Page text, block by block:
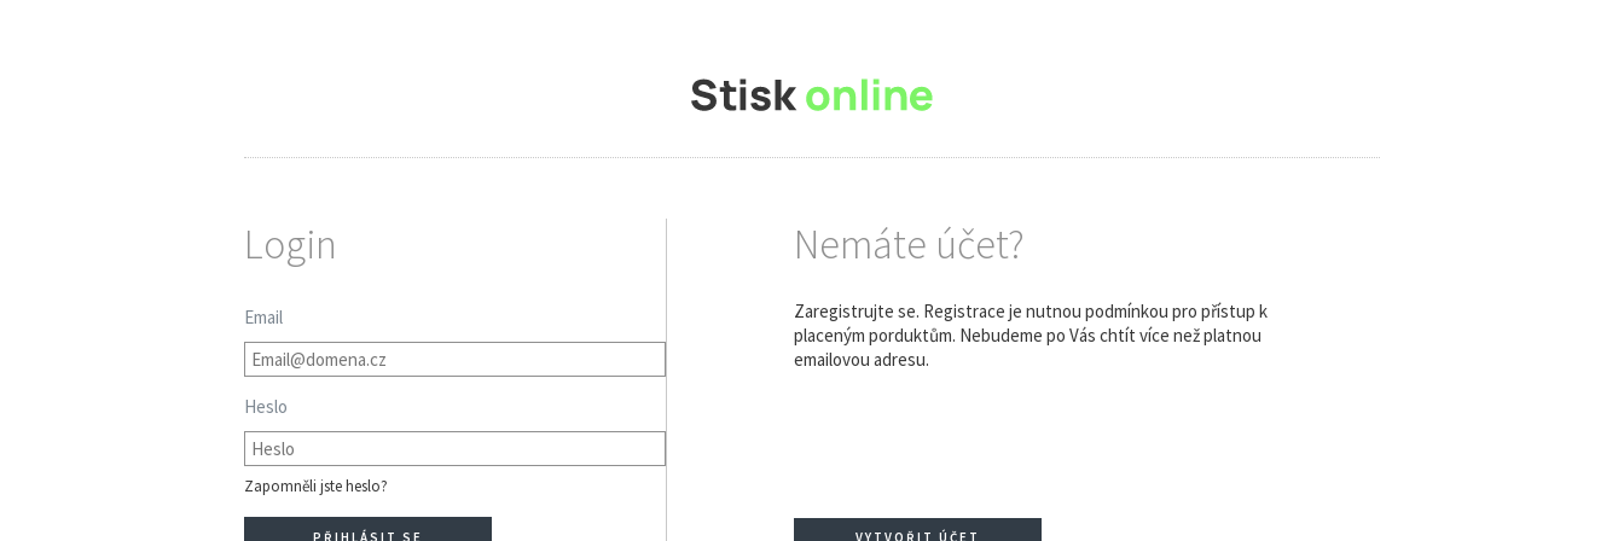
Login
Email
Heslo
Zapomněli jste heslo?
Nemáte účet?
Zaregistrujte se. Registrace je nutnou podmínkou pro přístup k
placeným porduktům. Nebudeme po Vás chtít více než platnou
emailovou adresu.
VYTVOŘIT ÚČET